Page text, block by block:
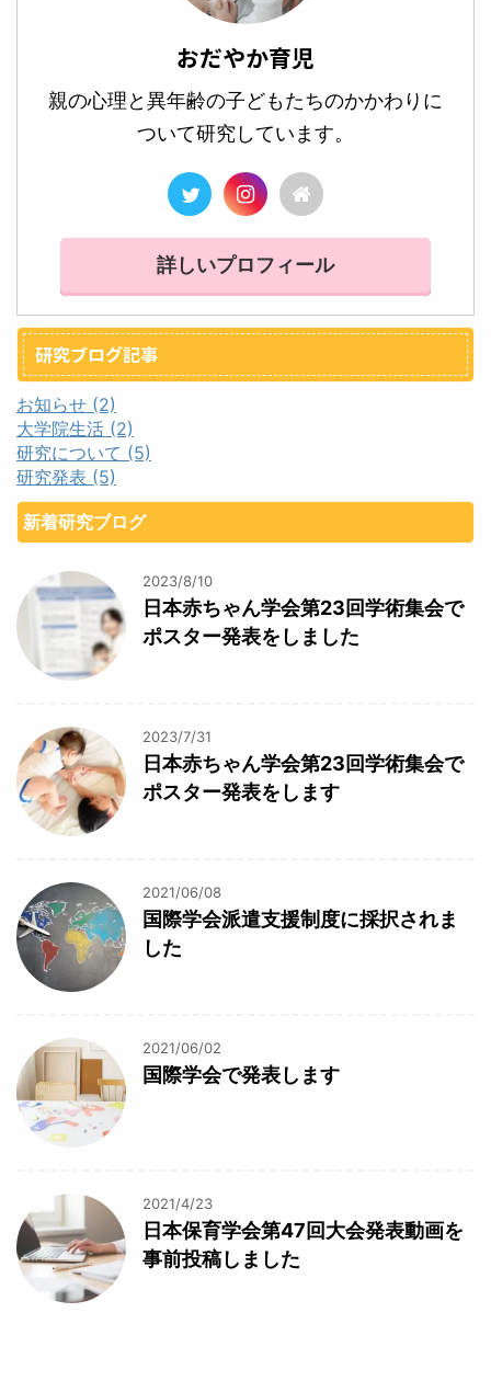
おだやか育児
親の心理と異年齢の子どもたちのかかわりに
ついて研究しています。
詳しいプロフィール
研究ブログ記事
お知らせ (2)
大学院生活 (2)
研究について (5)
研究発表 (5)
新着研究ブログ
2023/8/10
日本赤ちゃん学会第23回学術集会で
ポスター発表をしました
2023/7/31
日本赤ちゃん学会第23回学術集会で
ポスター発表をします
2021/06/08
国際学会派遣支援制度に採択されま
した
2021/06/02
国際学会で発表します
2021/4/23
日本保育学会第47回大会発表動画を
事前投稿しました